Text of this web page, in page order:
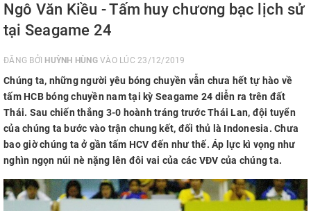
Ngô Văn Kiều - Tấm huy chương bạc lịch sử
tại Seagame 24
ĐĂNG BỞI HUỲNH HÙNGVÀO LÚC 23/12/2019
Chúng ta, những người yêu bóng chuyền vẫn chưa hết tự hào về
tấm HCB bóng chuyền nam tại kỳ Seagame 24 diễn ra trên đất
Thái. Sau chiến thắng 3-0 hoành tráng trước Thái Lan, đội tuyển
của chúng ta bước vào trận chung kết, đối thủ là Indonesia. Chưa
bao giờ chúng ta ở gần tấm HCV đến như thế. Áp lực kì vọng như
nghìn ngọn núi nè nặng lên đôi vai của các VĐV của chúng ta.